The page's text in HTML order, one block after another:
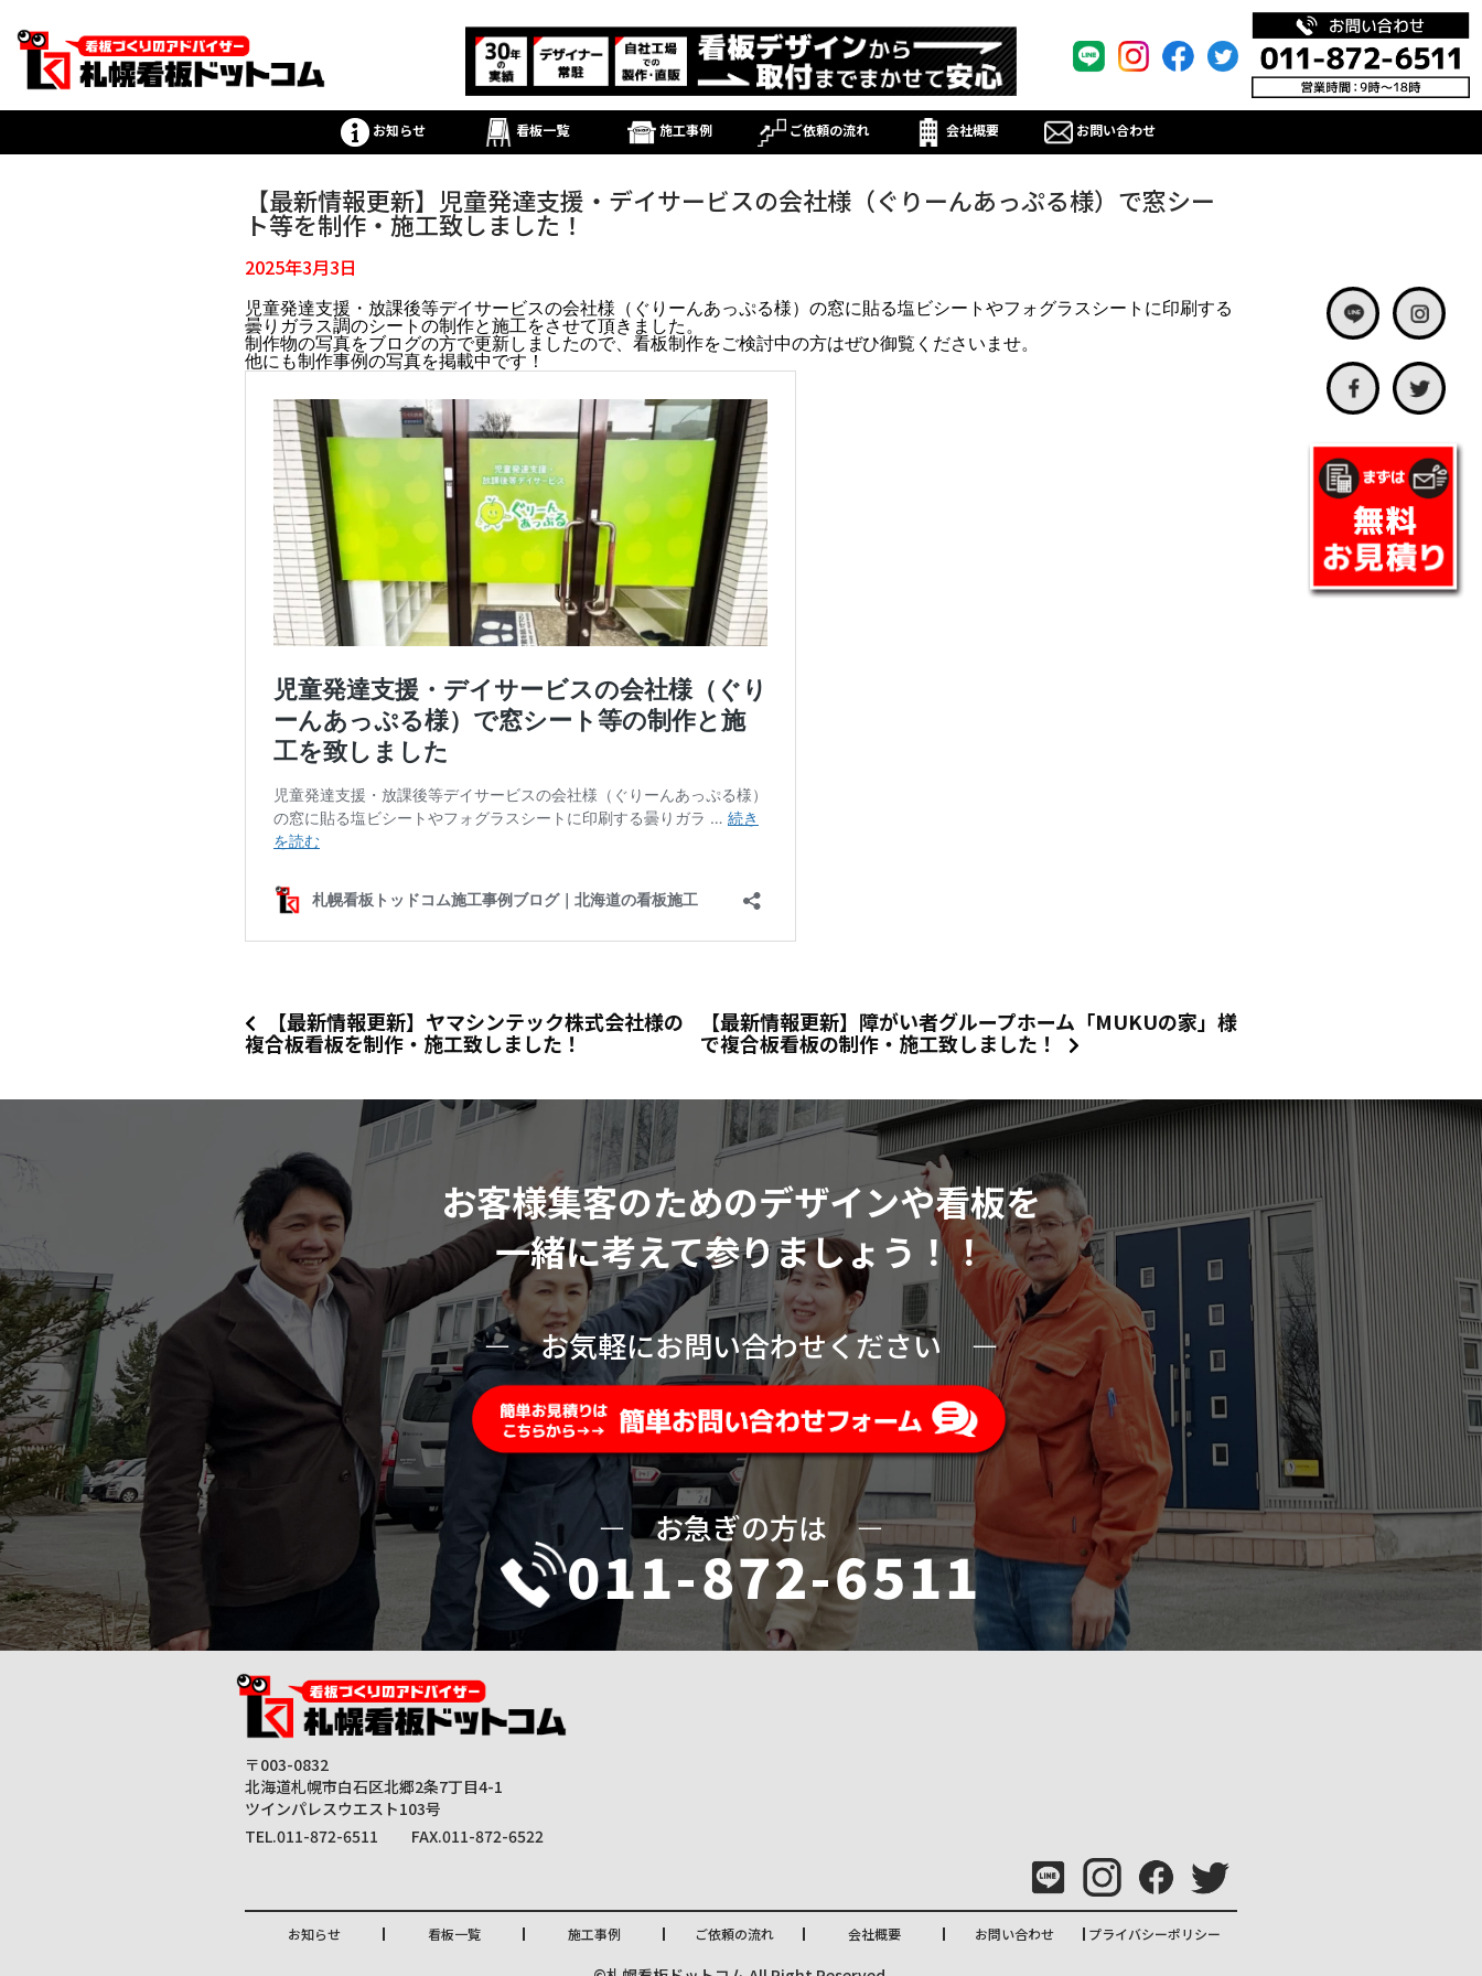
お知らせ 看板一覧 施工事例 ご依頼の流れ 会社概要 お問い合わせ
【最新情報更新】児童発達支援・デイサービスの会社様（ぐりーんあっぷる様）で窓シー
ト等を制作・施工致しました！
2025年3月3日
児童発達支援・放課後等デイサービスの会社様（ぐりーんあっぷる様）の窓に貼る塩ビシートやフォグラスシートに印刷する
曇りガラス調のシートの制作と施工をさせて頂きました。
制作物の写真をブログの方で更新しましたので、看板制作をご検討中の方はぜひ御覧くださいませ。
他にも制作事例の写真を掲載中です！
【最新情報更新】ヤマシンテック株式会社様の
複合板看板を制作・施工致しました！
【最新情報更新】障がい者グループホーム「MUKUの家」様
で複合板看板の制作・施工致しました！
お客様集客のためのデザインや看板を
一緒に考えて参りましょう！！
ーお気軽にお問い合わせくださいー
ーお急ぎの方はー
011-872-6511
〒003-0832
北海道札幌市白石区北郷2条7丁目4-1
ツインパレスウエスト103号
TEL.011-872-6511
FAX.011-872-6522
お知らせ 看板一覧 施工事例 ご依頼の流れ 会社概要 お問い合わせ プライバシーポリシー